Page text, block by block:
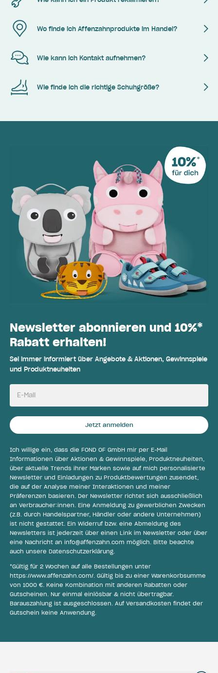
Wo finde ich Affenzahnprodukte im Handel?
Wie kann ich Kontakt aufnehmen?
Wie finde ich die richtige Schuhgröße?
Newsletter abonnieren und 10%*
Rabatt erhalten!
Sei immer informiert über Angebote & Aktionen, Gewinnspiele
und Produktneuheiten
E-Mail
Jetzt anmelden
Ich willige ein, dass die FOND OF GmbH mir per E-Mail
Informationen über Aktionen & Gewinnspiele, Produktneuheiten,
über aktuelle Trends ihrer Marken sowie auf mich personalisierte
Newsletter und Einladungen zu Produktbewertungen zusendet,
die auf der Analyse meiner Interaktionen und meiner
Präferenzen basieren. Der Newsletter richtet sich ausschließlich
an Verbraucher:innen. Eine Anmeldung zu gewerblichen Zwecken
(z.B. durch Handelspartner, Händler oder andere Unternehmen)
ist nicht gestattet. Ein Widerruf bzw. eine Abmeldung des
Newsletters ist jederzeit über einen Link im Newsletter oder über
eine Nachricht an info@affenzahn.com möglich. Bitte beachte
auch unsere Datenschutzerklärung.
*Gültig für 2 Wochen auf alle Bestellungen unter
https://www.affenzahn.com/. Gültig bis zu einer Warenkorbsumme
von 1000 €. Keine Kombination mit anderen Rabatten oder
Gutscheinen. Nur einmal einlösbar & nicht übertragbar.
Barauszahlung ist ausgeschlossen. Auf Versandkosten findet der
Gutschein keine Anwendung.